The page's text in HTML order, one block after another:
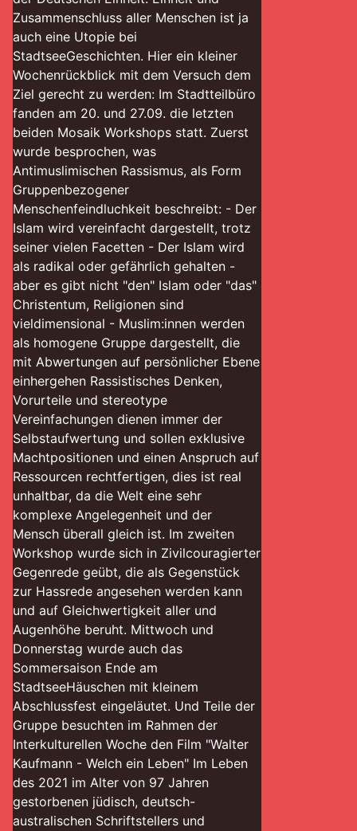
Zusammenschluss aller Menschen ist ja
auch eine Utopie bei
StadtseeGeschichten. Hier ein kleiner
Wochenrückblick mit dem Versuch dem
Ziel gerecht zu werden: Im Stadtteilbüro
fanden am 20. und 27.09. die letzten
beiden Mosaik Workshops statt. Zuerst
wurde besprochen, was
Antimuslimischen Rassismus, als Form
Gruppenbezogener
Menschenfeindluchkeit beschreibt: - Der
Islam wird vereinfacht dargestellt, trotz
seiner vielen Facetten - Der Islam wird
als radikal oder gefährlich gehalten -
aber es gibt nicht "den" Islam oder "das"
Christentum, Religionen sind
vieldimensional - Muslim:innen werden
als homogene Gruppe dargestellt, die
mit Abwertungen auf persönlicher Ebene
einhergehen Rassistisches Denken,
Vorurteile und stereotype
Vereinfachungen dienen immer der
Selbstaufwertung und sollen exklusive
Machtpositionen und einen Anspruch auf
Ressourcen rechtfertigen, dies ist real
unhaltbar, da die Welt eine sehr
komplexe Angelegenheit und der
Mensch überall gleich ist. Im zweiten
Workshop wurde sich in Zivilcouragierter
Gegenrede geübt, die als Gegenstück
zur Hassrede angesehen werden kann
und auf Gleichwertigkeit aller und
Augenhöhe beruht. Mittwoch und
Donnerstag wurde auch das
Sommersaison Ende am
StadtseeHäuschen mit kleinem
Abschlussfest eingeläutet. Und Teile der
Gruppe besuchten im Rahmen der
Interkulturellen Woche den Film "Walter
Kaufmann - Welch ein Leben" Im Leben
des 2021 im Alter von 97 Jahren
gestorbenen jüdisch, deutsch-
australischen Schriftstellers und